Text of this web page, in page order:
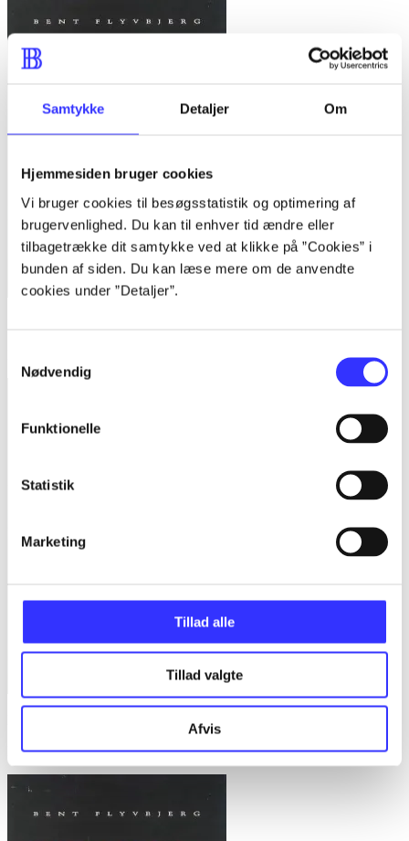
Samtykke Detaljer Om
Hjemmesiden bruger cookies
Vi bruger cookies til besøgsstatistik og optimering af
brugervenlighed. Du kan til enhver tid ændre eller
tilbagetrække dit samtykke ved at klikke på ”Cookies” i
bunden af siden. Du kan læse mere om de anvendte
cookies under ”Detaljer”.
Nødvendig
Funktionelle
Statistik
Marketing
Tillad alle
Tillad valgte
Afvis
Rationalitet og magt. Bd. 1 : Det konkretes videnskab
Bent Flyvbjerg